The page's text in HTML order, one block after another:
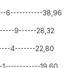
6-----------38,96
9------28,32
4-------22,80
19,60